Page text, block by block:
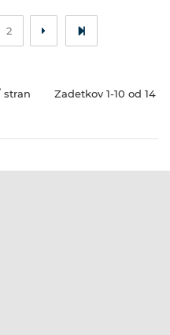
2
stran Zadetkov 1-10 od 14